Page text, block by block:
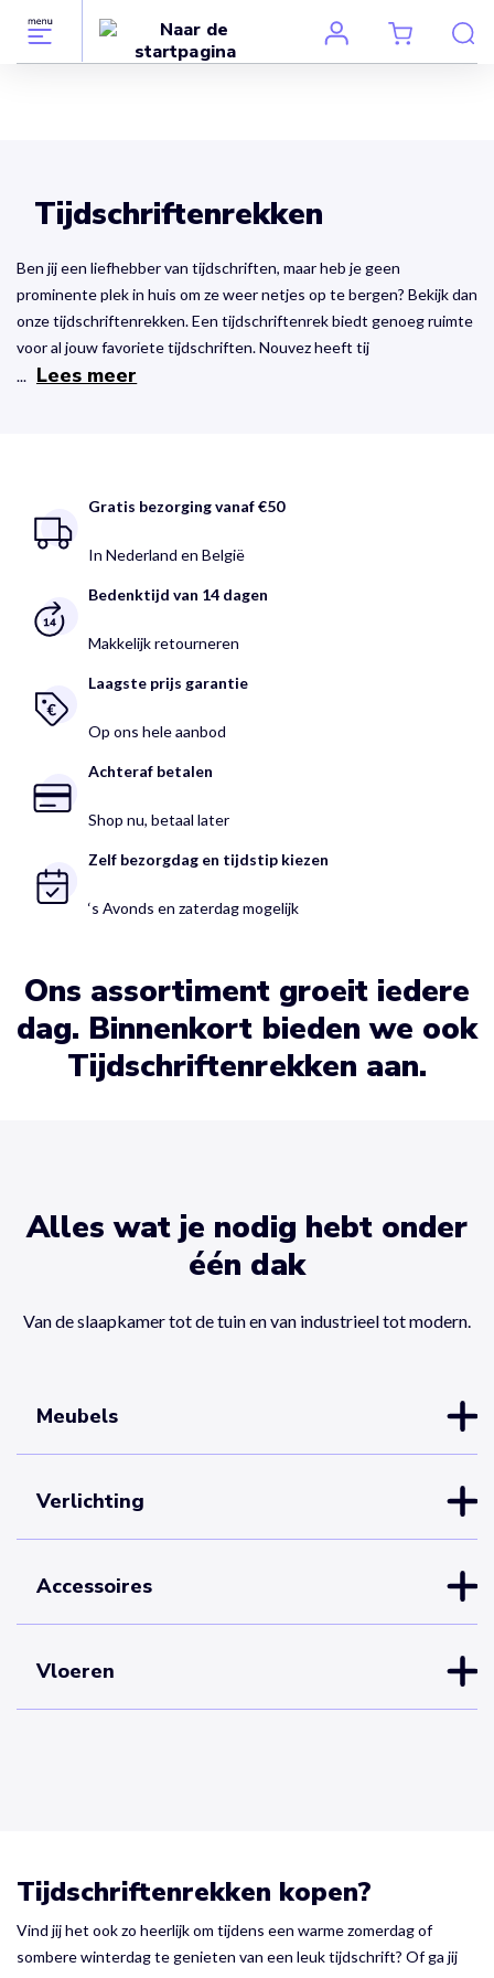
Tijdschriftenrekken
Ben jij een liefhebber van tijdschriften, maar heb je geen
prominente plek in huis om ze weer netjes op te bergen? Bekijk dan
onze tijdschriftenrekken. Een tijdschriftenrek biedt genoeg ruimte
voor al jouw favoriete tijdschriften. Nouvez heeft tij
... Lees meer
Gratis bezorging vanaf €50
In Nederland en België
Bedenktijd van 14 dagen
Makkelijk retourneren
Laagste prijs garantie
Op ons hele aanbod
Achteraf betalen
Shop nu, betaal later
Zelf bezorgdag en tijdstip kiezen
‘s Avonds en zaterdag mogelijk
Ons assortiment groeit iedere
dag. Binnenkort bieden we ook
Tijdschriftenrekken aan.
Alles wat je nodig hebt onder
één dak
Van de slaapkamer tot de tuin en van industrieel tot modern.
Meubels
Verlichting
Accessoires
Vloeren
Tijdschriftenrekken kopen?
Vind jij het ook zo heerlijk om tijdens een warme zomerdag of
sombere winterdag te genieten van een leuk tijdschrift? Of ga jij